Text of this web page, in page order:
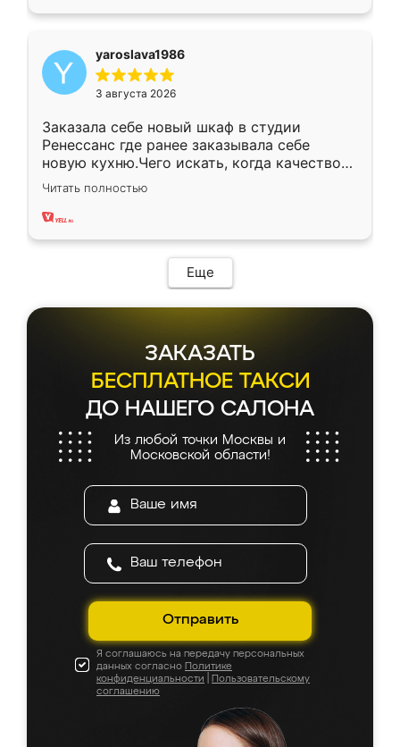
yaroslava1986
3 августа 2026
Заказала себе новый шкаф в студии
Ренессанс где ранее заказывала себе
новую кухню.Чего искать, когда качеством
вполне довольна. Служит кухня уже почти
два года, нареканий нет.
Читать полностью
Еще
ЗАКАЗАТЬ
БЕСПЛАТНОЕ ТАКСИ
ДО НАШЕГО САЛОНА
Из любой точки Москвы и
Московской области!
Отправить
Я соглашаюсь на передачу персональных
данных согласно Политике
конфиденциальности
Пользовательскому
соглашению